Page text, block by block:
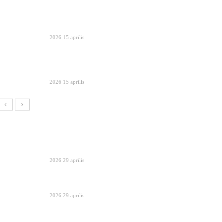
2026 15 aprīlis
2026 15 aprīlis
2026 29 aprīlis
2026 29 aprīlis